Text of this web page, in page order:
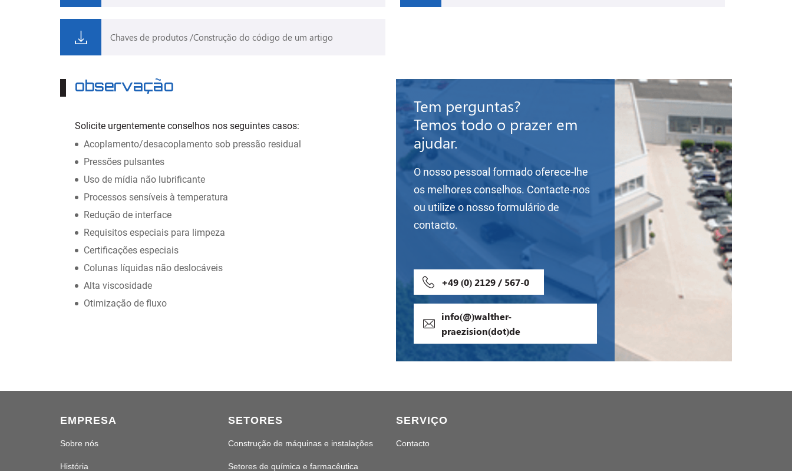
Chaves de produtos /Construção do código de um artigo
observação
Solicite urgentemente conselhos nos seguintes casos:
Acoplamento/desacoplamento sob pressão residual
Pressões pulsantes
Uso de mídia não lubrificante
Processos sensíveis à temperatura
Redução de interface
Requisitos especiais para limpeza
Certificações especiais
Colunas líquidas não deslocáveis
Alta viscosidade
Otimização de fluxo
Tem perguntas?
Temos todo o prazer em
ajudar.
O nosso pessoal formado oferece-lhe
os melhores conselhos. Contacte-nos
ou utilize o nosso formulário de
contacto.
+49 (0) 2129 / 567-0
info(@)walther-
praezision(dot)de
EMPRESA
Sobre nós
História
SETORES
Construção de máquinas e instalações
Setores de química e farmacêutica
SERVIÇO
Contacto